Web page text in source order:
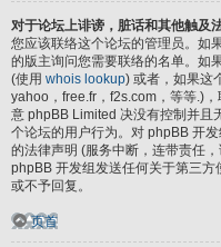
对于论坛上诽谤，脏话和其他触及
您应该联络这个论坛的管理员。如
的版主询问您需要联络的名单。如
(使用 whois lookup) 或者，如果这
yahoo，free.fr，f2s.com，等等.)
意 phpBB Limited 决没有控制并且
个论坛的用户行为。对 phpBB 开
的法律声明 (服务中断，连带责任
phpBB 开发组发送任何关于第三
或不予回复。
页首